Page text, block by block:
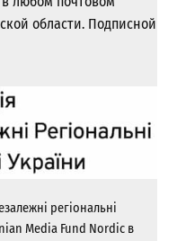
области. Подписной
регіональні
Media Fund Nordic в